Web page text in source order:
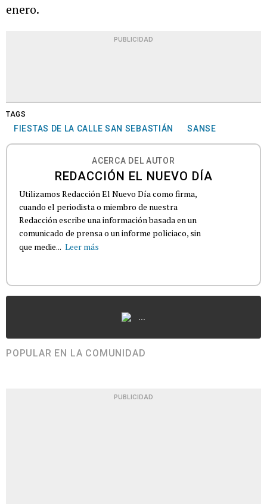
enero.
PUBLICIDAD
TAGS
FIESTAS DE LA CALLE SAN SEBASTIÁN SANSE
ACERCA DEL AUTOR
REDACCIÓN EL NUEVO DÍA
Utilizamos Redacción El Nuevo Día como firma,
cuando el periodista o miembro de nuestra
Redacción escribe una información basada en un
comunicado de prensa o un informe policiaco, sin
que medie... Leer más
...
POPULAR EN LA COMUNIDAD
PUBLICIDAD